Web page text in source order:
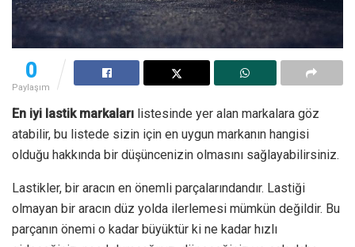
0
Paylaşım
En iyi lastik markaları listesinde yer alan markalara göz
atabilir, bu listede sizin için en uygun markanın hangisi
olduğu hakkında bir düşüncenizin olmasını sağlayabilirsiniz.
Lastikler, bir aracın en önemli parçalarındandır. Lastiği
olmayan bir aracın düz yolda ilerlemesi mümkün değildir. Bu
parçanın önemi o kadar büyüktür ki ne kadar hızlı